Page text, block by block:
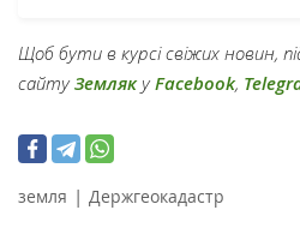
Щоб бути в курсі свіжих новин,
сайтуЗемлякуFacebook,
земля | Держгеокадастр